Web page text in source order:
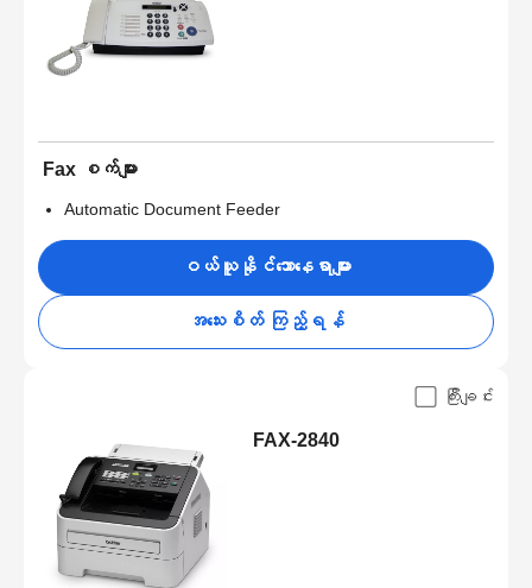
Fax စက်များ
Automatic Document Feeder
ဝယ်ယူနိုင်သောနေရာများ
အသေးစိတ် ကြည့်ရန်
ကြီးချင်း
FAX-2840